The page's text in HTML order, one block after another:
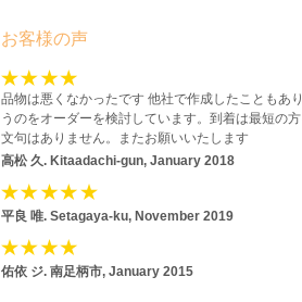
お客様の声
品物は悪くなかったです 他社で作成したこともあ
うのをオーダーを検討しています。到着は最短の
文句はありません。またお願いいたします
高松 久.Kitaadachi-gun, January 2018
平良 唯.Setagaya-ku, November 2019
佑依 ジ.南足柄市, January 2015